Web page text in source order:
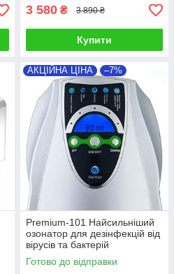
3 580 ₴ 3 890 ₴
Купити
АКЦІЙНА ЦІНА –7%
Premium-101 Найсильніший
озонатор для дезінфекцій від
вірусів та бактерій
Готово до відправки